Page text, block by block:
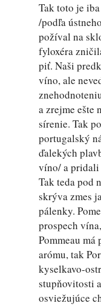
Tak toto je
/podľa
požíval na
fyloxéra
piť. Naši
víno, ale
a zrejme ešte
sírenie. Tak
portugalský
ďalekých
víno/ a pridali
Tak teda pod
skrýva zmes
pálenky.
prospech
Pommeau
arómu, tak
kyselkavo-
stupňovitosti
osviežujúce